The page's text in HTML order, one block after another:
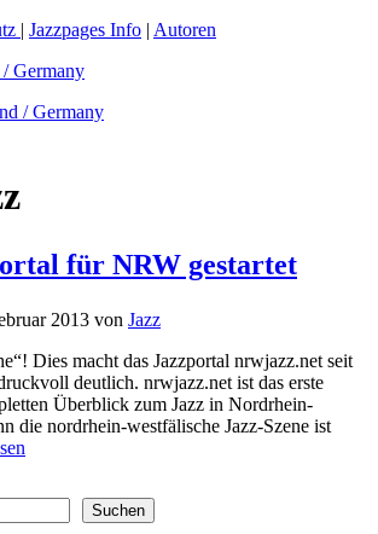
| Jazzpages Info | Autoren
Germany
für NRW gestartet
2013 von Jazz
Dies macht das Jazzportal nrwjazz.net seit
deutlich. nrwjazz.net ist das erste
Überblick zum Jazz in Nordrhein-
die nordrhein-westfälische Jazz-Szene ist
Suchen